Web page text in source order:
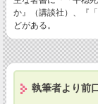
か』（講談社）、『
どがある。
執筆者より前